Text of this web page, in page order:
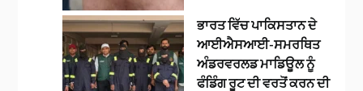
ਭਾਰਤ ਵਿੱਚ ਪਾਕਿਸਤਾਨ ਦੇ
ਆਈਐਸਆਈ-ਸਮਰਥਿਤ
ਅੰਡਰਵਰਲਡ ਮਾਡਿਊਲ ਨੂੰ
ਫੰਡਿੰਗ ਰੂਟ ਦੀ ਵਰਤੋਂ ਕਰਨ ਦੀ